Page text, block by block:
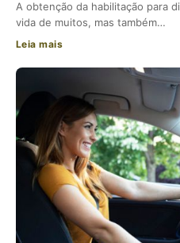
A obtenção da habilitação para
vida de muitos, mas também…
Leia mais